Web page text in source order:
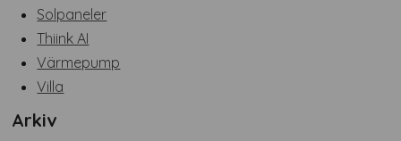
Solpaneler
Thiink AI
Värmepump
Villa
Arkiv